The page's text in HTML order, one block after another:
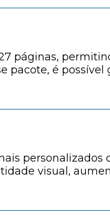
páginas,
pacote, é possível
personalizados
visual,